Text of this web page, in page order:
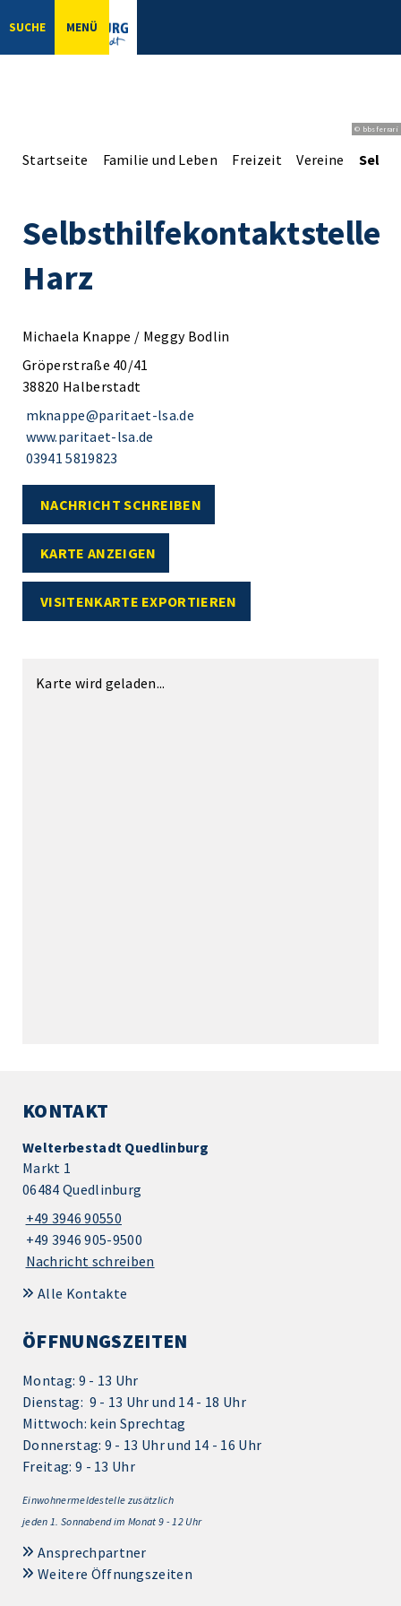
SUCHE MENÜ
© bbsferrari
Startseite Familie und Leben Freizeit Vereine
Selbsthilfekontaktstelle
Harz
Michaela Knappe / Meggy Bodlin
Gröperstraße 40/41
38820 Halberstadt
mknappe@paritaet-lsa.de
www.paritaet-lsa.de
03941 5819823
NACHRICHT SCHREIBEN
KARTE ANZEIGEN
VISITENKARTE EXPORTIEREN
Karte wird geladen...
KONTAKT
Welterbestadt Quedlinburg
Markt 1
06484 Quedlinburg
+49 3946 90550
+49 3946 905-9500
Nachricht schreiben
Alle Kontakte
ÖFFNUNGSZEITEN
Montag: 9 - 13 Uhr
Dienstag: 9 - 13 Uhr und 14 - 18 Uhr
Mittwoch: kein Sprechtag
Donnerstag: 9 - 13 Uhr und 14 - 16 Uhr
Freitag: 9 - 13 Uhr
Einwohnermeldestelle zusätzlich
jeden 1. Sonnabend im Monat 9 - 12 Uhr
Ansprechpartner
Weitere Öffnungszeiten